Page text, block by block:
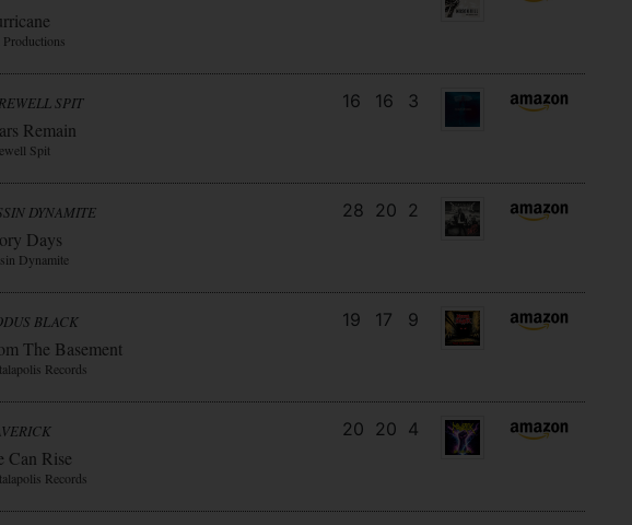
Productions
SPIT
Remain
Spit
16 16 3
DYNAMITE
Days
Dynamite
28 20 2
BLACK
The Basement
Records
19 17 9
Can Rise
Records
20 20 4